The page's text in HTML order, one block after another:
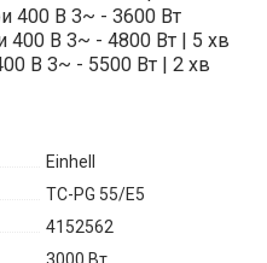
400 В 3~ - 3600 Вт
400 В 3~ - 4800 Вт | 5 хв
В 3~ - 5500 Вт | 2 хв
Einhell
TC-PG 55/E5
4152562